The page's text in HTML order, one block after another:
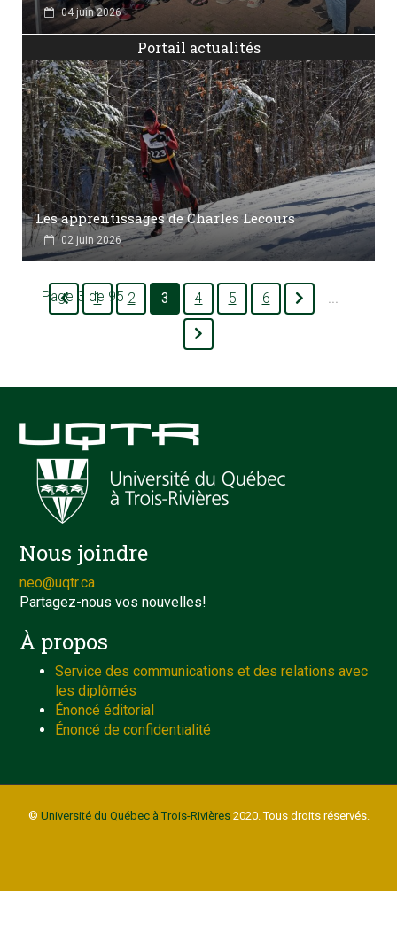
04 juin 2026
Portail actualités
Les apprentissages de Charles Lecours
02 juin 2026
Page 3 de 95
1 2 3 4 5 6
Nous joindre
neo@uqtr.ca
Partagez-nous vos nouvelles!
À propos
Service des communications et des relations avec
les diplômés
Énoncé éditorial
Énoncé de confidentialité
© Université du Québec à Trois-Rivières2020. Tous droits réservés.